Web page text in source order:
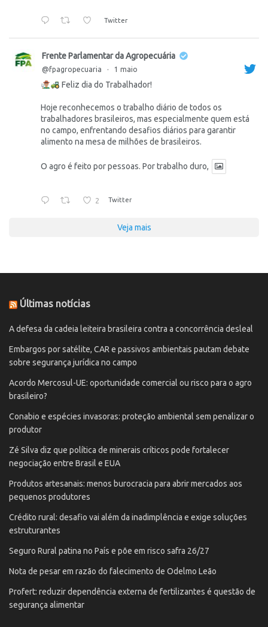
Twitter
Frente Parlamentar da Agropecuária
@fpagropecuaria · 1 maio
Feliz dia do Trabalhador!
Hoje reconhecemos o trabalho diário de todos os
trabalhadores brasileiros, mas especialmente quem está
no campo, enfrentando desafios diários para garantir
alimento na mesa de milhões de brasileiros.
O agro é feito por pessoas. Por trabalho duro,
2 Twitter
Veja mais
Últimas notícias
A defesa da cadeia leiteira brasileira contra a concorrência desleal
Embargos por satélite, CAR e passivos ambientais pautam debate
sobre segurança jurídica no campo
Acordo Mercosul-UE: oportunidade comercial ou risco para o agro
brasileiro?
Conabio e espécies invasoras: proteção ambiental sem penalizar o
produtor
Zé Silva diz que política de minerais críticos pode fortalecer
negociação entre Brasil e EUA
Produtos artesanais: menos burocracia para abrir mercados aos
pequenos produtores
Crédito rural: desafio vai além da inadimplência e exige soluções
estruturantes
Seguro Rural patina no País e põe em risco safra 26/27
Nota de pesar em razão do falecimento de Odelmo Leão
Profert: reduzir dependência externa de fertilizantes é questão de
segurança alimentar